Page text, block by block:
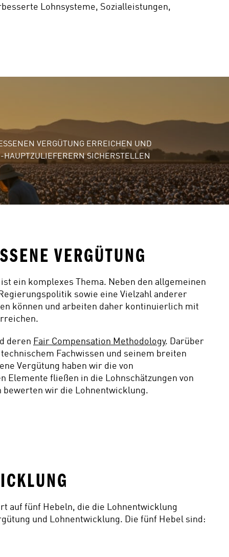
Lohnsysteme, Sozialleistungen,
VERGÜTUNG ERREICHEN UND
SICHERSTELLEN
VERGÜTUNG
ein komplexes Thema. Neben den allgemeinen
sowie eine Vielzahl anderer
können und arbeiten daher kontinuierlich mit
deren Fair Compensation Methodology. Darüber
Fachwissen und seinem breiten
Vergütung haben wir die von
Elemente fließen in die Lohnschätzungen von
bewerten wir die Lohnentwicklung.
auf fünf Hebeln, die die Lohnentwicklung
und Lohnentwicklung. Die fünf Hebel sind: